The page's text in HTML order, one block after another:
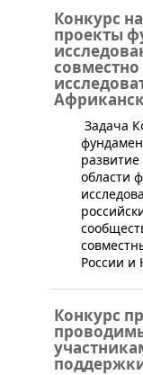
Конкурс
проекты
​Задача
области
России и
Конкурс